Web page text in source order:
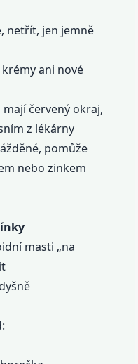
netřít, jen jemně
ani nové
červený okraj,
z lékárny
pomůže
nebo zinkem
masti „na